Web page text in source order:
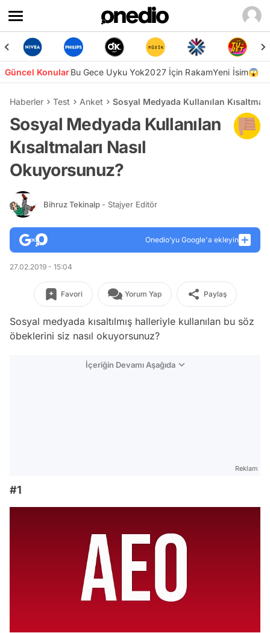
Güncel KonularBu Gece Uyku Yok2027 İçin RakamYeni İsim😱
Haberler Test Anket Sosyal Medyada Kullanılan
Sosyal Medyada Kullanılan
Kısaltmaları Nasıl
Okuyorsunuz?
Bihruz Tekinalp - Stajyer Editör
Onedio’yu Google'a ekleyin
27.02.2019 - 15:04
Favori Yorum Yap Paylaş
Sosyal medyada kısaltılmış halleriyle kullanılan bu söz
öbeklerini siz nasıl okuyorsunuz?
İçeriğin Devamı Aşağıda
Reklam
#1